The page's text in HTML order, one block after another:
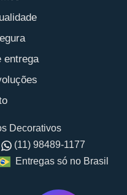
entrega
Decorativos
(11) 98489-1177
Entregas só no Brasil